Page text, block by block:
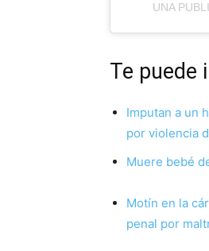
UNA
Te puede
Imputan a un
por violencia
Muere bebé
Motín en la
penal por